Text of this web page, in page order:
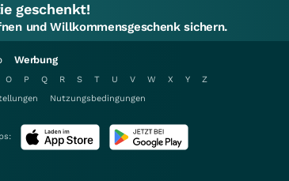
geschenkt!
und Willkommensgeschenk sichern.
Werbung
O P Q R S T U V W X Y
Z
Nutzungsbedingungen